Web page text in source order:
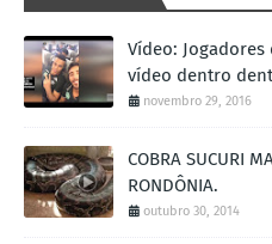
Vídeo: Jogadores
vídeo dentro
novembro 29, 2016
COBRA SUCURI
RONDÔNIA.
outubro 30, 2014